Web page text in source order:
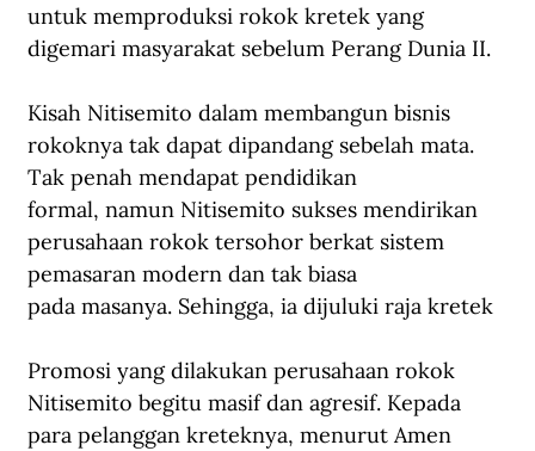
untuk memproduksi rokok kretek yang
digemari masyarakat sebelum Perang Dunia II.
Kisah Nitisemito dalam membangun bisnis
rokoknya tak dapat dipandang sebelah mata.
Tak penah mendapat pendidikan
formal, namun Nitisemito sukses mendirikan
perusahaan rokok tersohor berkat sistem
pemasaran modern dan tak biasa
pada masanya. Sehingga, ia dijuluki raja kretek
Promosi yang dilakukan perusahaan rokok
Nitisemito begitu masif dan agresif. Kepada
para pelanggan kreteknya, menurut Amen